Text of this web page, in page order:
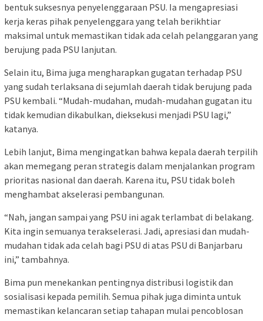
bentuk suksesnya penyelenggaraan PSU. Ia mengapresiasi
kerja keras pihak penyelenggara yang telah berikhtiar
maksimal untuk memastikan tidak ada celah pelanggaran yang
berujung pada PSU lanjutan.
Selain itu, Bima juga mengharapkan gugatan terhadap PSU
yang sudah terlaksana di sejumlah daerah tidak berujung pada
PSU kembali. “Mudah-mudahan, mudah-mudahan gugatan itu
tidak kemudian dikabulkan, dieksekusi menjadi PSU lagi,”
katanya.
Lebih lanjut, Bima mengingatkan bahwa kepala daerah terpilih
akan memegang peran strategis dalam menjalankan program
prioritas nasional dan daerah. Karena itu, PSU tidak boleh
menghambat akselerasi pembangunan.
“Nah, jangan sampai yang PSU ini agak terlambat di belakang.
Kita ingin semuanya terakselerasi. Jadi, apresiasi dan mudah-
mudahan tidak ada celah bagi PSU di atas PSU di Banjarbaru
ini,” tambahnya.
Bima pun menekankan pentingnya distribusi logistik dan
sosialisasi kepada pemilih. Semua pihak juga diminta untuk
memastikan kelancaran setiap tahapan mulai pencoblosan